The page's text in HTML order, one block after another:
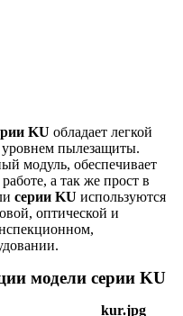
KU обладает легкой
пылезащиты.
модуль, обеспечивает
а так же прост в
серии KU используются
оптической и
модели серии KU